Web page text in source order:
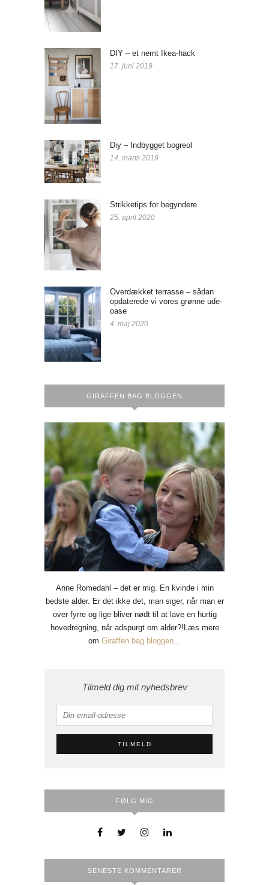
DIY – et nemt Ikea-hack
17. juni 2019
Diy – Indbygget bogreol
14. marts 2019
Strikketips for begyndere
25. april 2020
Overdækket terrasse – sådan
opdaterede vi vores grønne ude-
oase
4. maj 2020
GIRAFFEN BAG BLOGGEN
Anne Romedahl – det er mig. En kvinde i min
bedste alder. Er det ikke det, man siger, når man er
over fyrre og lige bliver nødt til at lave en hurtig
hovedregning, når adspurgt om alder?!Læs mere
om Giraffen bag bloggen...
Tilmeld dig mit nyhedsbrev
FØLG MIG
SENESTE KOMMENTARER